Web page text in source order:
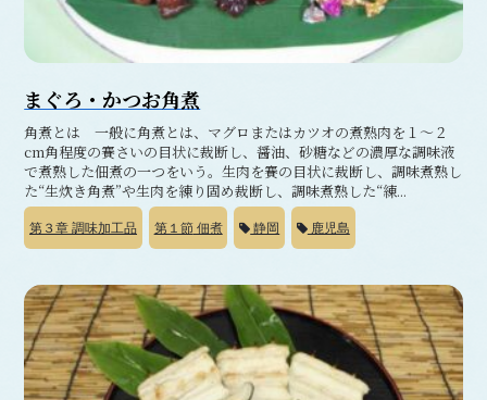
まぐろ・かつお角煮
角煮とは 一般に角煮とは、マグロまたはカツオの煮熟肉を１～２
cm角程度の賽さいの目状に裁断し、醤油、砂糖などの濃厚な調味液
で煮熟した佃煮の一つをいう。生肉を賽の目状に裁断し、調味煮熟し
た“生炊き角煮”や生肉を練り固め裁断し、調味煮熟した“練...
第３章 調味加工品 第１節佃煮 静岡 鹿児島